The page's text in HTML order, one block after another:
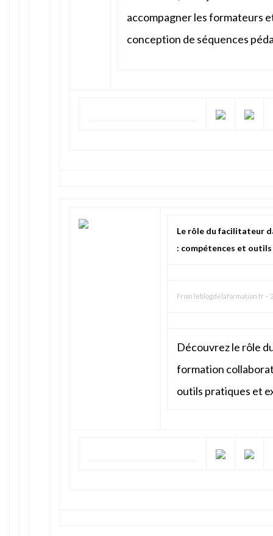
accompagner les formateurs
conception de séquences
Le rôle du facilitateur
: compétences et outils
From leblogdelaformation.fr –
Découvrez le rôle
formation
outils pratiques et